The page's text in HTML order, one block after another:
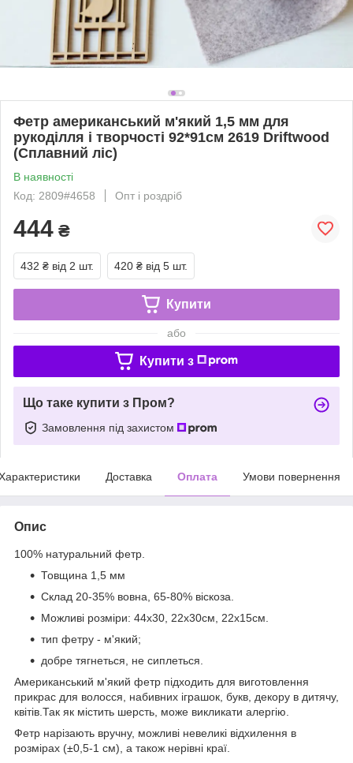
Фетр американський м'який 1,5 мм для
рукоділля і творчості 92*91см 2619 Driftwood
(Сплавний ліс)
В наявності
Код: 2809#4658
Опт і роздріб
444 ₴
432 ₴ від 2 шт. 420 ₴ від 5 шт.
Купити
або
Купити з
Що таке купити з Пром?
Замовлення під захистом
Доставка Оплата Умови повернення
Опис
100% натуральний фетр.
Товщина 1,5 мм
Склад 20-35% вовна, 65-80% віскоза.
Можливі розміри: 44х30, 22х30см, 22х15см.
тип фетру - м'який;
добре тягнеться, не сиплеться.
Американський м'який фетр підходить для виготовлення
прикрас для волосся, набивних іграшок, букв, декору в дитячу,
квітів.Так як містить шерсть, може викликати алергію.
Фетр нарізають вручну, можливі невеликі відхилення в
розмірах (±0,5-1 см), а також нерівні краї.